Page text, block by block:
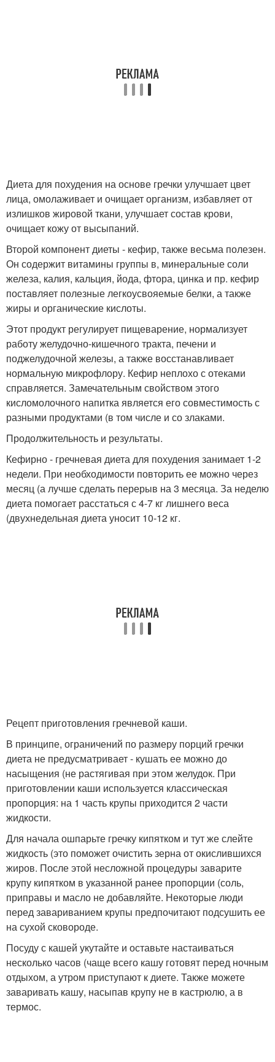
Диета для похудения на основе гречки улучшает цвет
лица, омолаживает и очищает организм, избавляет от
излишков жировой ткани, улучшает состав крови,
очищает кожу от высыпаний.
Второй компонент диеты - кефир, также весьма полезен.
Он содержит витамины группы в, минеральные соли
железа, калия, кальция, йода, фтора, цинка и пр. кефир
поставляет полезные легкоусвояемые белки, а также
жиры и органические кислоты.
Этот продукт регулирует пищеварение, нормализует
работу желудочно-кишечного тракта, печени и
поджелудочной железы, а также восстанавливает
нормальную микрофлору. Кефир неплохо с отеками
справляется. Замечательным свойством этого
кисломолочного напитка является его совместимость с
разными продуктами (в том числе и со злаками.
Продолжительность и результаты.
Кефирно - гречневая диета для похудения занимает 1-2
недели. При необходимости повторить ее можно через
месяц (а лучше сделать перерыв на 3 месяца. За неделю
диета помогает расстаться с 4-7 кг лишнего веса
(двухнедельная диета уносит 10-12 кг.
Рецепт приготовления гречневой каши.
В принципе, ограничений по размеру порций гречки
диета не предусматривает - кушать ее можно до
насыщения (не растягивая при этом желудок. При
приготовлении каши используется классическая
пропорция: на 1 часть крупы приходится 2 части
жидкости.
Для начала ошпарьте гречку кипятком и тут же слейте
жидкость (это поможет очистить зерна от окислившихся
жиров. После этой несложной процедуры заварите
крупу кипятком в указанной ранее пропорции (соль,
приправы и масло не добавляйте. Некоторые люди
перед завариванием крупы предпочитают подсушить ее
на сухой сковороде.
Посуду с кашей укутайте и оставьте настаиваться
несколько часов (чаще всего кашу готовят перед ночным
отдыхом, а утром приступают к диете. Также можете
заваривать кашу, насыпав крупу не в кастрюлю, а в
термос.